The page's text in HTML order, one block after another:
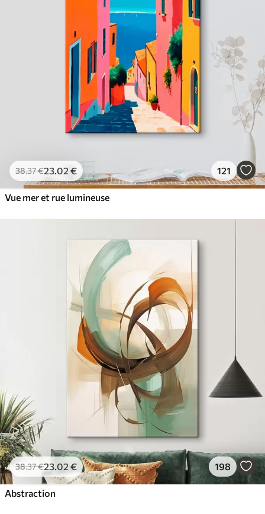
38.37€23.02 € 121
Vue mer et rue lumineuse
38.37€23.02 € 198
Abstraction